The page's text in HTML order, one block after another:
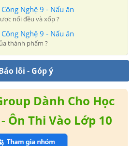
Nghệ 9 - Nấu ăn
nổi đều và xốp ?
Nghệ 9 - Nấu ăn
thành phẩm ?
lỗi - Góp ý
Dành Cho Học
Ôn Thi Vào Lớp 10